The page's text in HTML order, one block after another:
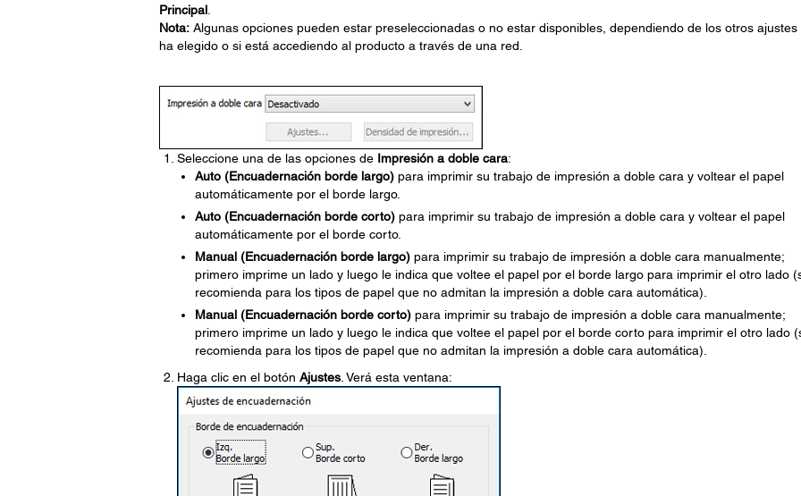
Principal.
Nota:Algunas opciones pueden estar preseleccionadas o no estar disponibles, dependiendo de los otros ajustes
ha elegido o si está accediendo al producto a través de una red.
Seleccione una de las opciones de Impresión a doble cara:
Auto (Encuadernación borde largo)para imprimir su trabajo de impresión a doble cara y voltear el papel
automáticamente por el borde largo.
Auto (Encuadernación borde corto)para imprimir su trabajo de impresión a doble cara y voltear el papel
automáticamente por el borde corto.
Manual (Encuadernación borde largo)para imprimir su trabajo de impresión a doble cara manualmente;
primero imprime un lado y luego le indica que voltee el papel por el borde largo para imprimir el otro lado
recomienda para los tipos de papel que no admitan la impresión a doble cara automática).
Manual (Encuadernación borde corto)para imprimir su trabajo de impresión a doble cara manualmente;
primero imprime un lado y luego le indica que voltee el papel por el borde corto para imprimir el otro lado
recomienda para los tipos de papel que no admitan la impresión a doble cara automática).
Haga clic en el botón Ajustes. Verá esta ventana: